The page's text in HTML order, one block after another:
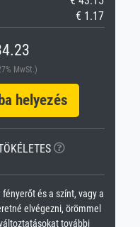
€ 1.17
MwSt.)
helyezés
és a színt, vagy a
elvégezni, örömmel
további